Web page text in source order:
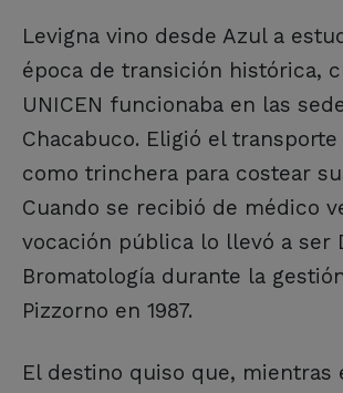
Levigna vino desde Azul a
época de transición histórica,
UNICEN funcionaba en las
Chacabuco. Eligió el
como trinchera para costear
Cuando se recibió de médico
vocación pública lo llevó a ser
Bromatología durante la
Pizzorno en 1987.
El destino quiso que, mientras